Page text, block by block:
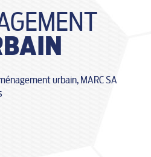
urbain, MARC SA